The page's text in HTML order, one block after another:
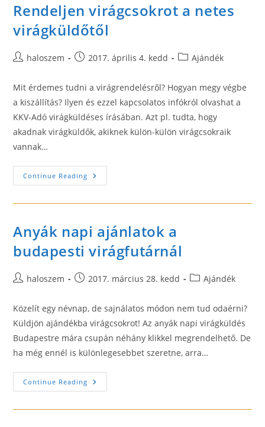
Rendeljen virágcsokrot a netes
virágküldőtől
Posthaloszem
Post2017. április 4. kedd
PostAjándék
Mit érdemes tudni a virágrendelésről? Hogyan megy végbe
a kiszállítás? Ilyen és ezzel kapcsolatos infókról olvashat a
KKV-Adó virágküldéses írásában. Azt pl. tudta, hogy
akadnak virágküldők, akiknek külön-külön virágcsokraik
vannak…
Continue Reading Rendeljen
Virágcsokrot
Netes
Anyák napi ajánlatok a
budapesti virágfutárnál
Posthaloszem
Post2017. március 28. kedd
PostAjándék
Közelít egy névnap, de sajnálatos módon nem tud odaérni?
Küldjön ajándékba virágcsokrot! Az anyák napi virágküldés
Budapestre mára csupán néhány klikkel megrendelhető. De
ha még ennél is különlegesebbet szeretne, arra…
Continue Reading Anyák
Napi
A